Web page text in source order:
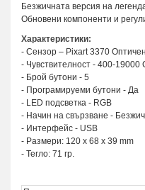
Безжичната версия на
Обновени компоненти и
Характеристики:
- Сензор – Pixart 3370
- Чувствителност - 400-19000
- Брой бутони - 5
- Програмируеми бутони - Да
- LED подсветка - RGB
- Начин на свързване -
- Интерфейс - USB
- Размери: 120 x 68 x 39 mm
- Тегло: 71 гр.